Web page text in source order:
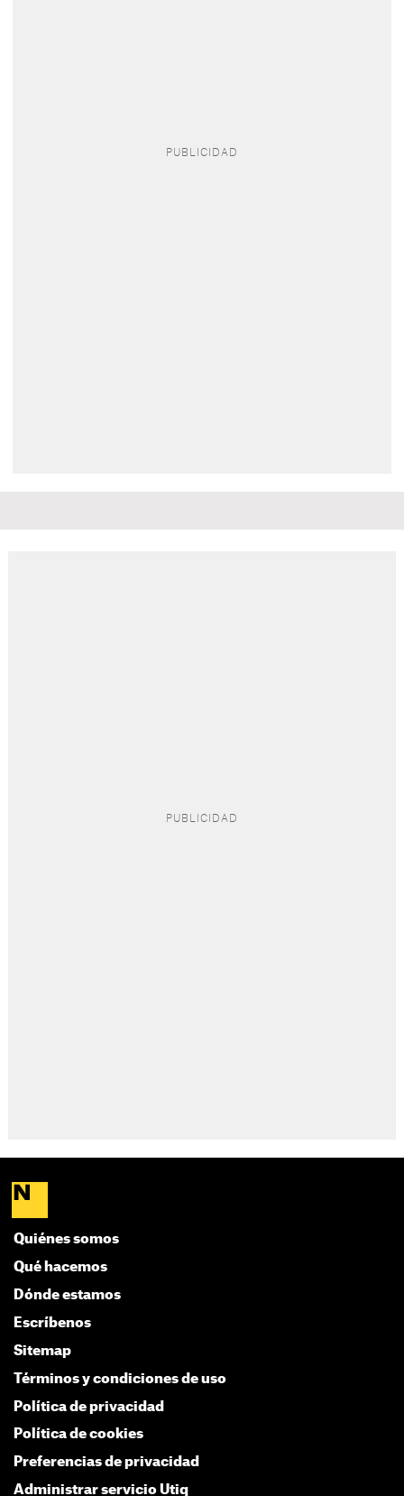
Quiénes somos
Qué hacemos
Dónde estamos
Escríbenos
Sitemap
Términos y condiciones de uso
Política de privacidad
Política de cookies
Preferencias de privacidad
Administrar servicio Utiq